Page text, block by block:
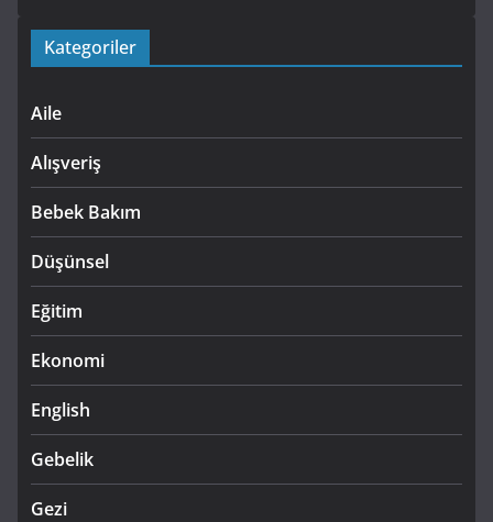
Kategoriler
Aile
Alışveriş
Bebek Bakım
Düşünsel
Eğitim
Ekonomi
English
Gebelik
Gezi